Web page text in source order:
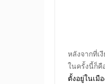
หลังจากที่เ
ในครั้งนี้ก็คื
ตั้งอยู่ในเมื